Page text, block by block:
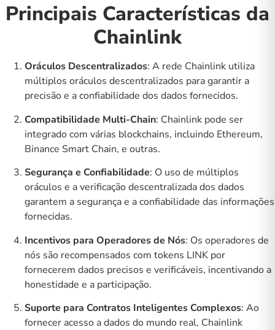
Principais Características da
Chainlink
Oráculos Descentralizados: A rede Chainlink utiliza
múltiplos oráculos descentralizados para garantir a
precisão e a confiabilidade dos dados fornecidos.
Compatibilidade Multi-Chain: Chainlink pode ser
integrado com várias blockchains, incluindo Ethereum,
Binance Smart Chain, e outras.
Segurança e Confiabilidade: O uso de múltiplos
oráculos e a verificação descentralizada dos dados
garantem a segurança e a confiabilidade das informações
fornecidas.
Incentivos para Operadores de Nós: Os operadores de
nós são recompensados com tokens LINK por
fornecerem dados precisos e verificáveis, incentivando a
honestidade e a participação.
Suporte para Contratos Inteligentes Complexos: Ao
fornecer acesso a dados do mundo real, Chainlink